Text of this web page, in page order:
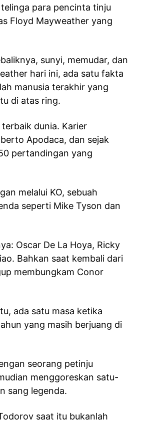
para pencinta tinju
Floyd Mayweather yang
sunyi, memudar, dan
hari ini, ada satu fakta
manusia terakhir yang
di atas ring.
dunia. Karier
Apodaca, dan sejak
pertandingan yang
melalui KO, sebuah
seperti Mike Tyson dan
Oscar De La Hoya, Ricky
Bahkan saat kembali dari
membungkam Conor
ada satu masa ketika
yang masih berjuang di
seorang petinju
menggoreskan satu-
sang legenda.
saat itu bukanlah